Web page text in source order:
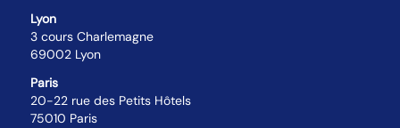
Lyon
3 cours Charlemagne
69002 Lyon
Paris
20-22 rue des Petits Hôtels
75010 Paris